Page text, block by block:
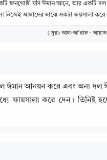
জনগোষ্ঠী যদি ঈমান আনে, আর একটি
নিজেই আমাদের মাঝে একটা ফয়সালা করে
( সূরা: আল-আ'রাফ -
ঈমান আনয়ন করে এবং অন্য
ফায়সালা করে দেন। তিনিই